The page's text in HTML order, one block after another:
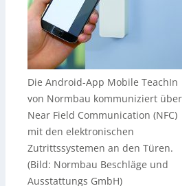
Die Android-App Mobile TeachIn
von Normbau kommuniziert über
Near Field Communication (NFC)
mit den elektronischen
Zutrittssystemen an den Türen.
(Bild: Normbau Beschläge und
Ausstattungs GmbH)